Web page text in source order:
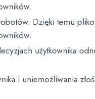
Dzięki temu
użytkownika
i uniemożliwania